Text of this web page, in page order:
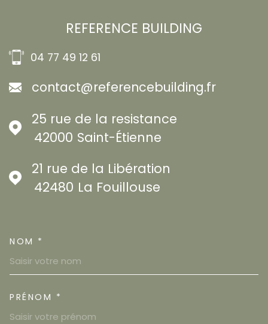
REFERENCE BUILDING
04 77 49 12 61
contact@referencebuilding.fr
25 rue de la resistance
42000
Saint-Étienne
21 rue de la Libération
42480
La Fouillouse
NOM *
PRÉNOM *